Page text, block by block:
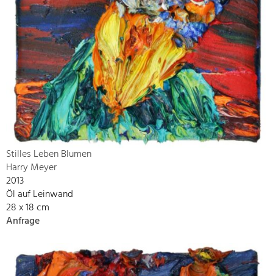
Stilles Leben Blumen
Harry Meyer
2013
Öl auf Leinwand
28 x 18 cm
Anfrage